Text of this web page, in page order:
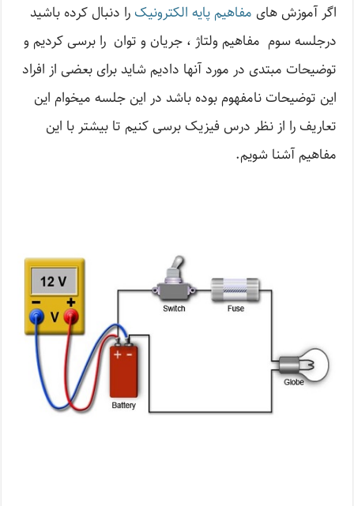
اگر آموزش های مفاهیم پایه الکترونیک را دنبال کرده باشید
درجلسه سوم مفاهیم ولتاژ ، جریان و توان را برسی کردیم و
توضیحات مبتدی در مورد آنها دادیم شاید برای بعضی از افراد
این توضیحات نامفهوم بوده باشد در این جلسه میخوام این
تعاریف را از نظر درس فیزیک برسی کنیم تا بیشتر با این
مفاهیم آشنا شویم.